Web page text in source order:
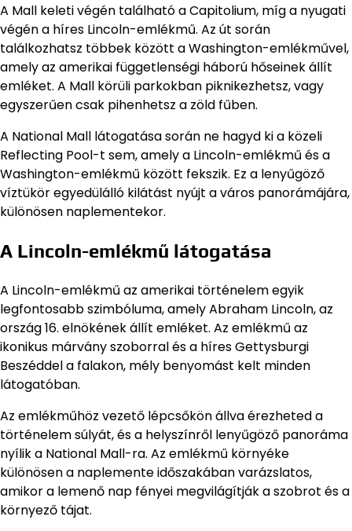
A Mall keleti végén található a Capitolium, míg a nyugati
végén a híres Lincoln-emlékmű. Az út során
találkozhatsz többek között a Washington-emlékművel,
amely az amerikai függetlenségi háború hőseinek állít
emléket. A Mall körüli parkokban piknikezhetsz, vagy
egyszerűen csak pihenhetsz a zöld fűben.
A National Mall látogatása során ne hagyd ki a közeli
Reflecting Pool-t sem, amely a Lincoln-emlékmű és a
Washington-emlékmű között fekszik. Ez a lenyűgöző
víztükör egyedülálló kilátást nyújt a város panorámájára,
különösen naplementekor.
A Lincoln-emlékmű látogatása
A Lincoln-emlékmű az amerikai történelem egyik
legfontosabb szimbóluma, amely Abraham Lincoln, az
ország 16. elnökének állít emléket. Az emlékmű az
ikonikus márvány szoborral és a híres Gettysburgi
Beszéddel a falakon, mély benyomást kelt minden
látogatóban.
Az emlékműhöz vezető lépcsőkön állva érezheted a
történelem súlyát, és a helyszínről lenyűgöző panoráma
nyílik a National Mall-ra. Az emlékmű környéke
különösen a naplemente időszakában varázslatos,
amikor a lemenő nap fényei megvilágítják a szobrot és a
környező tájat.